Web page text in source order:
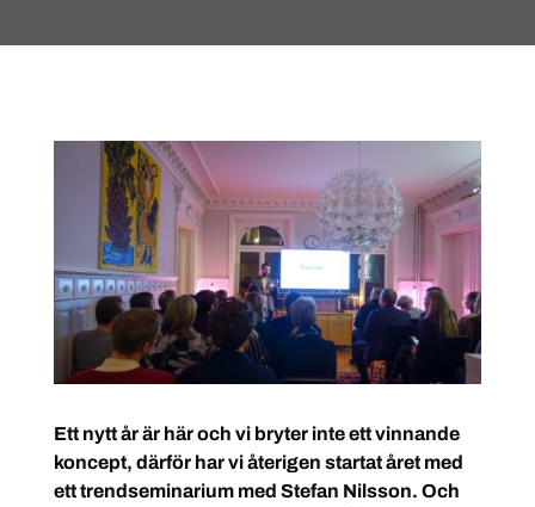
Ett nytt år är här och vi bryter inte ett vinnande
koncept, därför har vi återigen startat året med
ett trendseminarium med Stefan Nilsson. Och